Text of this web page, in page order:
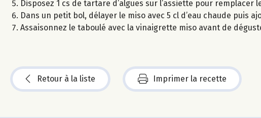
Disposez 1 cs de tartare d’algues sur l’assiette pour remplacer
Dans un petit bol, délayer le miso avec 5 cl d’eau chaude puis
Assaisonnez le taboulé avec la vinaigrette miso avant de
Retour à la liste Imprimer la recette